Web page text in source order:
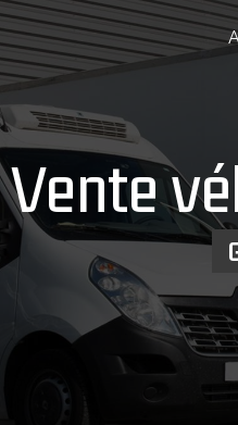
vente